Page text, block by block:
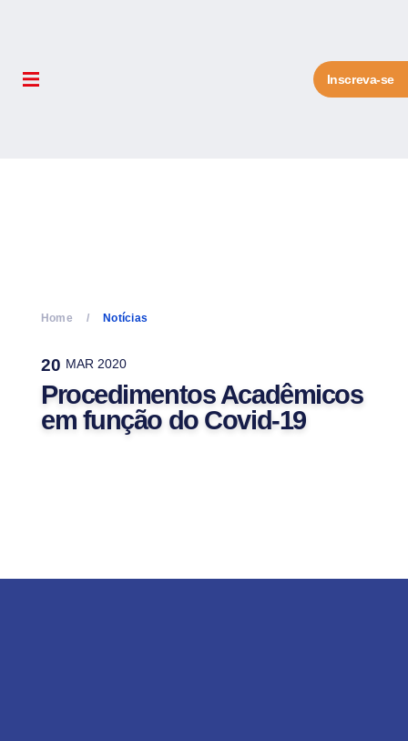
Inscreva-se
Home Notícias
20 MAR 2020
Procedimentos Acadêmicos
em função do Covid-19